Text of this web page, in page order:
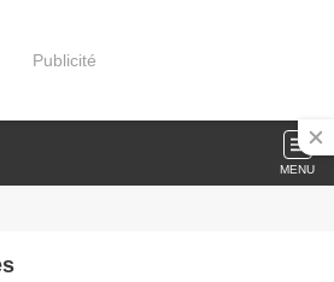
Publicité
MENU